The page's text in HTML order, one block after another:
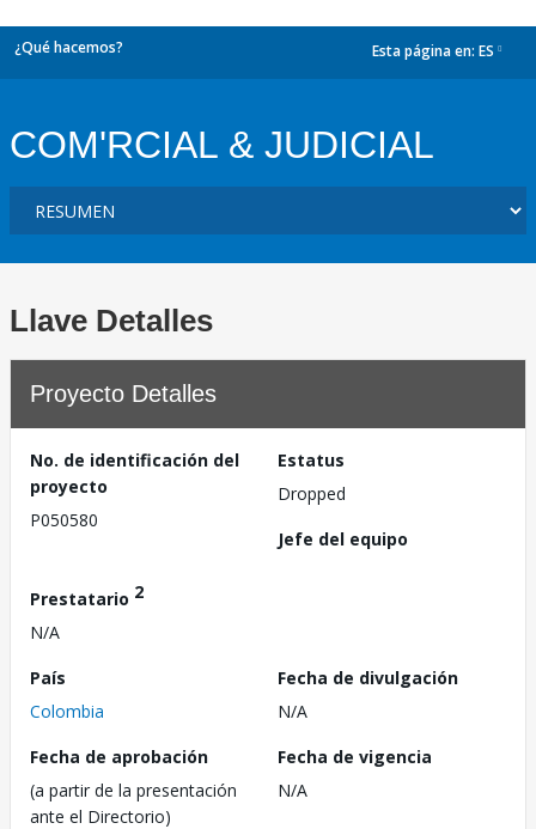
¿Qué hacemos? Esta página en: ES
COM'RCIAL & JUDICIAL
Llave Detalles
Proyecto Detalles
No. de identificación del
proyecto
P050580
Estatus
Dropped
Jefe del equipo
Prestatario 2
N/A
País
Colombia
Fecha de divulgación
N/A
Fecha de aprobación
(a partir de la presentación
ante el Directorio)
Fecha de vigencia
N/A